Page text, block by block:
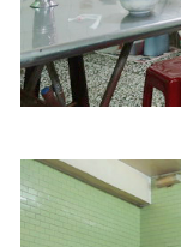
影音區
創意出版服務
歷史區
關於Yilan
個人著作